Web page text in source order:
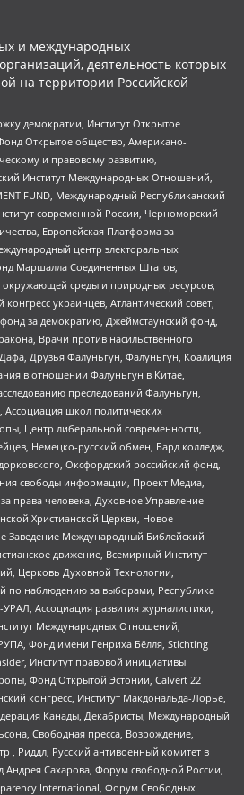
и международных
деятельность которых
на территории Российской
демократии, Институт Открытое
Открытое общество, Американо-
и правовому развитию,
Институт Международных Отношений,
FUND, Международный Республиканский
современной России, Черноморский
Европейская Платформа за
центр электоральных
Маршалла Соединенных Штатов,
среды и природных ресурсов,
украинцев, Атлантический совет,
за демократию, Джеймстаунский фонд,
Врачи против насильственного
Друзья Фалуньгун, Фалуньгун, Коалиция
в отношении Фалуньгун в Китае,
преследований Фалуньгун,
Ассоциация школ политических
Центр либеральной современности,
Немецко-русский обмен, Бард колледж,
Оксфордский российский фонд,
свободы информации, Проект Медиа,
права человека, Духовное Управление
Христианской Церкви, Новое
Заведение Международный Библейский
движение, Всемирный Институт
Церковь Духовной Технологии,
по наблюдению за выборами, Республика
Ассоциация развития журналистики,
Международных Отношений,
Фонд имени Генриха Бёлля, Stichting
Институт правовой инициативы
Фонд Открытой Эстонии, Calvert 22
конгресс, Институт Макдональда-Лорье,
Канады, Декабристы, Международный
Свободная пресса, Возрождение,
, Риддл, Русский антивоенный комитет в
Сахарова, Форум свободной России,
International, Форум Свободных